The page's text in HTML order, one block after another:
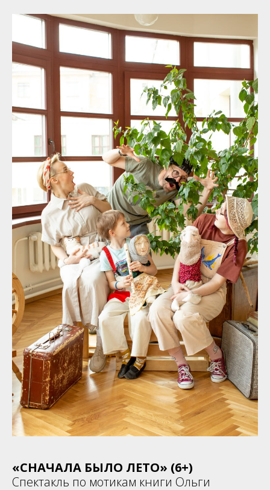
«СНАЧАЛА БЫЛО ЛЕТО» (6+)
Спектакль по мотикам книги Ольги